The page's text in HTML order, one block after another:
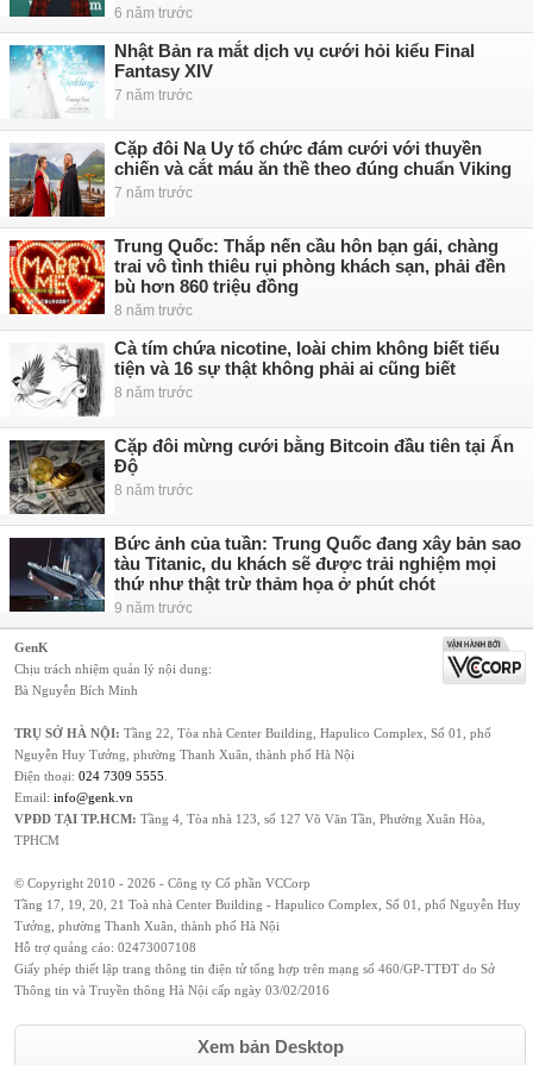
6 năm trước
Nhật Bản ra mắt dịch vụ cưới hỏi kiểu Final
Fantasy XIV
7 năm trước
Cặp đôi Na Uy tổ chức đám cưới với thuyền
chiến và cắt máu ăn thề theo đúng chuẩn Viking
7 năm trước
Trung Quốc: Thắp nến cầu hôn bạn gái, chàng
trai vô tình thiêu rụi phòng khách sạn, phải đền
bù hơn 860 triệu đồng
8 năm trước
Cà tím chứa nicotine, loài chim không biết tiểu
tiện và 16 sự thật không phải ai cũng biết
8 năm trước
Cặp đôi mừng cưới bằng Bitcoin đầu tiên tại Ấn
Độ
8 năm trước
Bức ảnh của tuần: Trung Quốc đang xây bản sao
tàu Titanic, du khách sẽ được trải nghiệm mọi
thứ như thật trừ thảm họa ở phút chót
9 năm trước
GenK
Chịu trách nhiệm quản lý nội dung:
Bà Nguyễn Bích Minh
TRỤ SỞ HÀ NỘI: Tầng 22, Tòa nhà Center Building, Hapulico Complex, Số 01, phố
Nguyễn Huy Tưởng, phường Thanh Xuân, thành phố Hà Nội
Điện thoại: 024 7309 5555
Email: info@genk.vn
VPĐD TẠI TP.HCM: Tầng 4, Tòa nhà 123, số 127 Võ Văn Tần, Phường Xuân Hòa,
TPHCM
© Copyright 2010 - 2026 - Công ty Cổ phần VCCorp
Tầng 17, 19, 20, 21 Toà nhà Center Building - Hapulico Complex, Số 01, phố Nguyễn Huy
Tưởng, phường Thanh Xuân, thành phố Hà Nội
Hỗ trợ quảng cáo: 02473007108
Giấy phép thiết lập trang thông tin điện tử tổng hợp trên mạng số 460/GP-TTĐT do Sở
Thông tin và Truyền thông Hà Nội cấp ngày 03/02/2016
Xem bản Desktop